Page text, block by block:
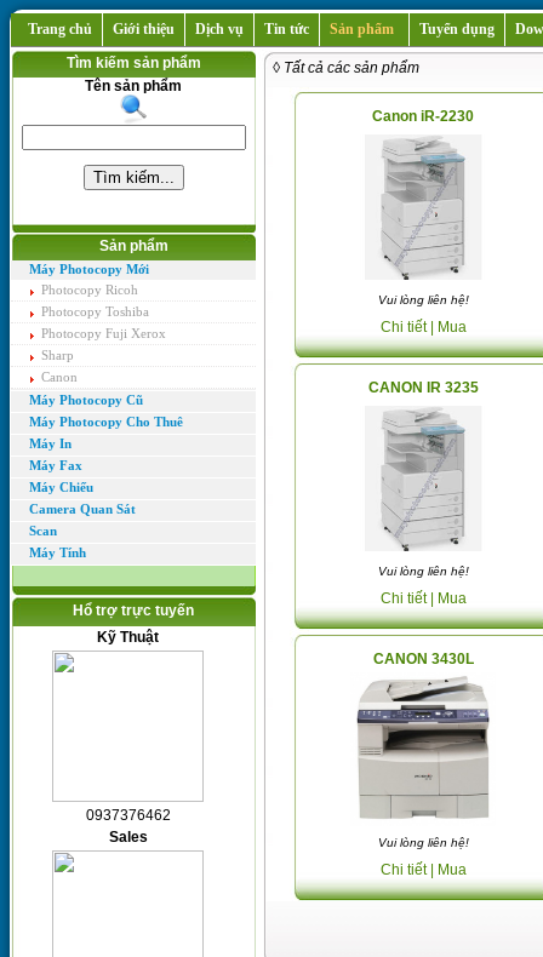
Trang chủ Giới thiệu Dịch vụ Tin tức Sản phẩm Tuyển dụng
Tìm kiếm sản phẩm
Tên sản phẩm
Sản phẩm
Máy Photocopy Mới
Photocopy Ricoh
Photocopy Toshiba
Photocopy Fuji Xerox
Sharp
Canon
Máy Photocopy Cũ
Máy Photocopy Cho Thuê
Máy In
Máy Fax
Máy Chiếu
Camera Quan Sát
Scan
Máy Tính
Hổ trợ trực tuyến
Kỹ Thuật
0937376462
Sales
◊ Tất cả các sản phẩm
Canon iR-2230
Vui lòng liên hệ!
Chi tiết | Mua
CANON IR 3235
Vui lòng liên hệ!
Chi tiết | Mua
CANON 3430L
Vui lòng liên hệ!
Chi tiết | Mua